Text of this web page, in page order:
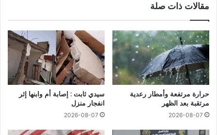
مقالات ذات صلة
حرارة مرتفعة وأمطار رعدية
مرتقبة بعد الظهر
2026-08-07
سيدي ثابت : إصابة أم وابنها إثر
انفجار منزل
2026-08-07